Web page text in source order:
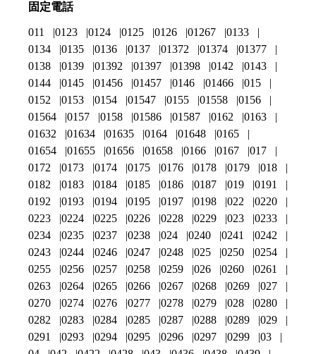
固定電話
011 0123 0124 0125 0126 01267
0133
0134
0135 0136 0137 01372 01374
01377
0138
0139 01392 01397 01398 0142
0143
0144
0145 01456 01457 0146 01466
015
0152
0153 0154 01547 0155 01558
0156
01564
0157 0158 01586 01587 0162
0163
01632
01634 01635 0164 01648
0165
01654
01655 01656 01658 0166 0167
017
0172
0173 0174 0175 0176 0178 0179
018
0182
0183 0184 0185 0186 0187 019
0191
0192
0193 0194 0195 0197 0198 022
0220
0223
0224 0225 0226 0228 0229 023
0233
0234
0235 0237 0238 024 0240 0241
0242
0243
0244 0246 0247 0248 025 0250
0254
0255
0256 0257 0258 0259 026 0260
0261
0263
0264 0265 0266 0267 0268 0269
027
0270
0274 0276 0277 0278 0279 028
0280
0282
0283 0284 0285 0287 0288 0289
029
0291
0293 0294 0295 0296 0297 0299
03